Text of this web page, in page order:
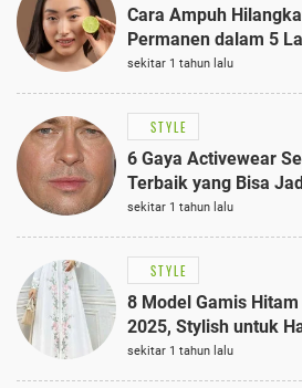
Cara Ampuh
Permanen dalam 5
sekitar 1 tahun lalu
STYLE
6 Gaya Activewear
Terbaik yang Bisa
sekitar 1 tahun lalu
STYLE
8 Model Gamis
2025, Stylish untuk
Semi-Formal
sekitar 1 tahun lalu